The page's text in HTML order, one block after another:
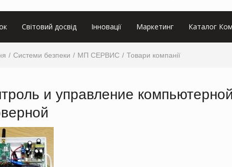
Світовий досвід Інновації Маркетинг Каталог
Системи безпеки МП СЕРВИС Товари компанії
и управление компьютерной